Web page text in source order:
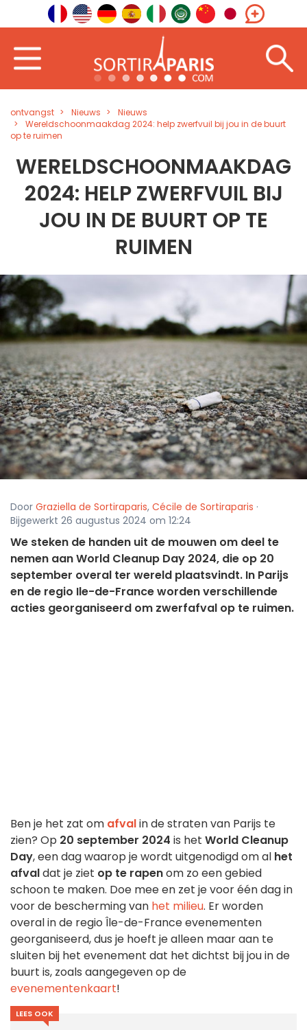
ontvangst Nieuws
Nieuws
Wereldschoonmaakdag 2024: help zwerfvuil bij jou in de buurt
op te ruimen
WERELDSCHOONMAAKDAG
2024: HELP ZWERFVUIL BIJ
JOU IN DE BUURT OP TE
RUIMEN
Door Graziella de Sortiraparis, Cécile de Sortiraparis ·
Bijgewerkt 26 augustus 2024 om 12:24
We steken de handen uit de mouwen om deel te
nemen aan World Cleanup Day 2024, die op 20
september overal ter wereld plaatsvindt. In Parijs
en de regio Ile-de-France worden verschillende
acties georganiseerd om zwerfafval op te ruimen.
Ben je het zat om afvalin de straten van Parijs te
zien? Op 20 september 2024 is het World Cleanup
Day, een dag waarop je wordt uitgenodigd om al het
afvaldat je ziet op te rapenom zo een gebied
schoon te maken. Doe mee en zet je voor één dag in
voor de bescherming van het milieu. Er worden
overal in de regio Île-de-France evenementen
georganiseerd, dus je hoeft je alleen maar aan te
sluiten bij het evenement dat het dichtst bij jou in de
buurt is, zoals aangegeven op de
evenementenkaart!
LEES OOK